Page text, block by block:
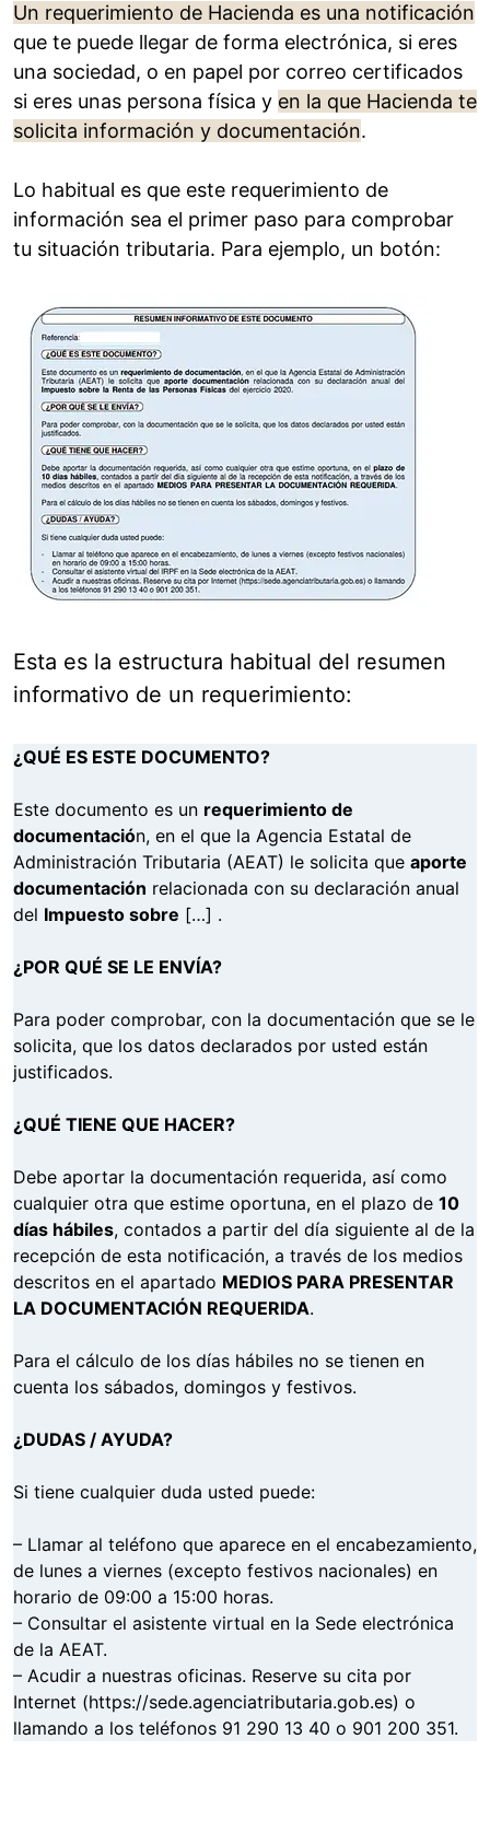
Un requerimiento de Hacienda es una notificación
que te puede llegar de forma electrónica, si eres
una sociedad, o en papel por correo certificados
si eres unas persona física y en la que Hacienda te
solicita información y documentación.
Lo habitual es que este requerimiento de
información sea el primer paso para comprobar
tu situación tributaria. Para ejemplo, un botón:
Esta es la estructura habitual del resumen
informativo de un requerimiento:
¿QUÉ ES ESTE DOCUMENTO?
Este documento es un requerimiento de
documentación, en el que la Agencia Estatal de
Administración Tributaria (AEAT) le solicita que aporte
documentación relacionada con su declaración anual
del Impuesto sobre […] .
¿POR QUÉ SE LE ENVÍA?
Para poder comprobar, con la documentación que se le
solicita, que los datos declarados por usted están
justificados.
¿QUÉ TIENE QUE HACER?
Debe aportar la documentación requerida, así como
cualquier otra que estime oportuna, en el plazo de 10
días hábiles, contados a partir del día siguiente al de la
recepción de esta notificación, a través de los medios
descritos en el apartado MEDIOS PARA PRESENTAR
LA DOCUMENTACIÓN REQUERIDA.
Para el cálculo de los días hábiles no se tienen en
cuenta los sábados, domingos y festivos.
¿DUDAS / AYUDA?
Si tiene cualquier duda usted puede:
– Llamar al teléfono que aparece en el encabezamiento,
de lunes a viernes (excepto festivos nacionales) en
horario de 09:00 a 15:00 horas.
– Consultar el asistente virtual en la Sede electrónica
de la AEAT.
– Acudir a nuestras oficinas. Reserve su cita por
Internet (https://sede.agenciatributaria.gob.es) o
llamando a los teléfonos 91 290 13 40 o 901 200 351.